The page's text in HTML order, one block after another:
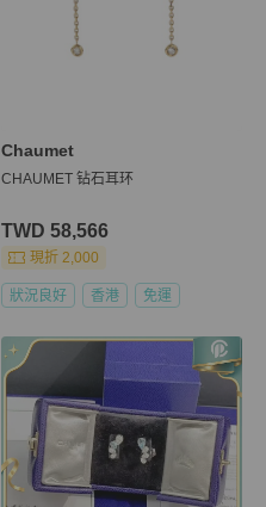
Chaumet
CHAUMET 钻石耳环
TWD 58,566
現折 2,000
狀況良好 香港 免運